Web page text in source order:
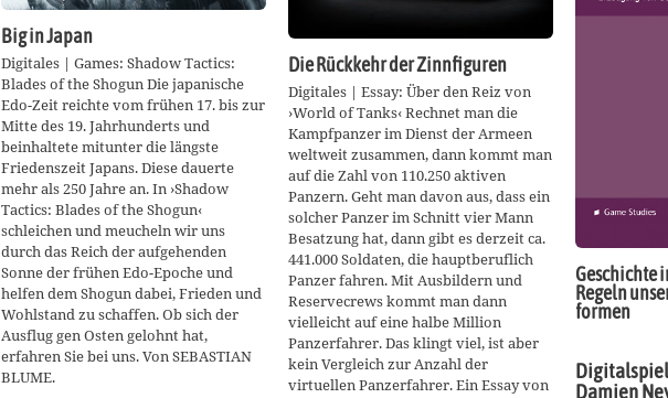
Big in Japan
Digitales | Games: Shadow Tactics:
Blades of the Shogun Die japanische
Edo-Zeit reichte vom frühen 17. bis zur
Mitte des 19. Jahrhunderts und
beinhaltete mitunter die längste
Friedenszeit Japans. Diese dauerte
mehr als 250 Jahre an. In ›Shadow
Tactics: Blades of the Shogun‹
schleichen und meucheln wir uns
durch das Reich der aufgehenden
Sonne der frühen Edo-Epoche und
helfen dem Shogun dabei, Frieden und
Wohlstand zu schaffen. Ob sich der
Ausflug gen Osten gelohnt hat,
erfahren Sie bei uns. Von SEBASTIAN
BLUME.
Die Rückkehr der Zinnfiguren
Digitales | Essay: Über den Reiz von
›World of Tanks‹ Rechnet man die
Kampfpanzer im Dienst der Armeen
weltweit zusammen, dann kommt man
auf die Zahl von 110.250 aktiven
Panzern. Geht man davon aus, dass ein
solcher Panzer im Schnitt vier Mann
Besatzung hat, dann gibt es derzeit ca.
441.000 Soldaten, die hauptberuflich
Panzer fahren. Mit Ausbildern und
Reservecrews kommt man dann
vielleicht auf eine halbe Million
Panzerfahrer. Das klingt viel, ist aber
kein Vergleich zur Anzahl der
virtuellen Panzerfahrer. Ein Essay von
Geschichte
Regeln
formen
Damien